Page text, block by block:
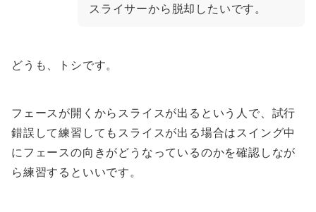
スライサーから脱却したいです。
どうも、トシです。
フェースが開くからスライスが出るという人で、試行
錯誤して練習してもスライスが出る場合はスイング中
にフェースの向きがどうなっているのかを確認しなが
ら練習するといいです。